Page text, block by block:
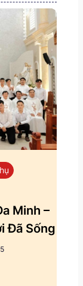
Minh –
Đã Sống